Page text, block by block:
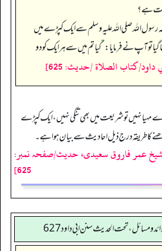
ہے؟
رسول اللہ صلی اللہ علیہ وسلم سے ایک کپڑے میں
تو آپ نے فرمایا:”کیا تم میں سے ہر ایک کو دو
كتاب الصلاة /حدیث: 625]
مہیا نہیں تو شریعت میں بھی تنگی نہیں، ایک کپڑے
کا طریقہ درج ذیل احادیث سے بیان ہوا ہے۔
عمر فاروق سعیدی، حدیث/صفحہ نمبر:
625]
و مسائل، تحت الحديث سنن ابي داود 627